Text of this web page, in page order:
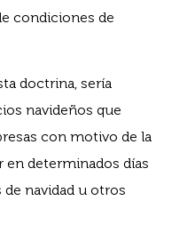
condiciones de
doctrina, sería
navideños que
con motivo de la
en determinados días
de navidad u otros